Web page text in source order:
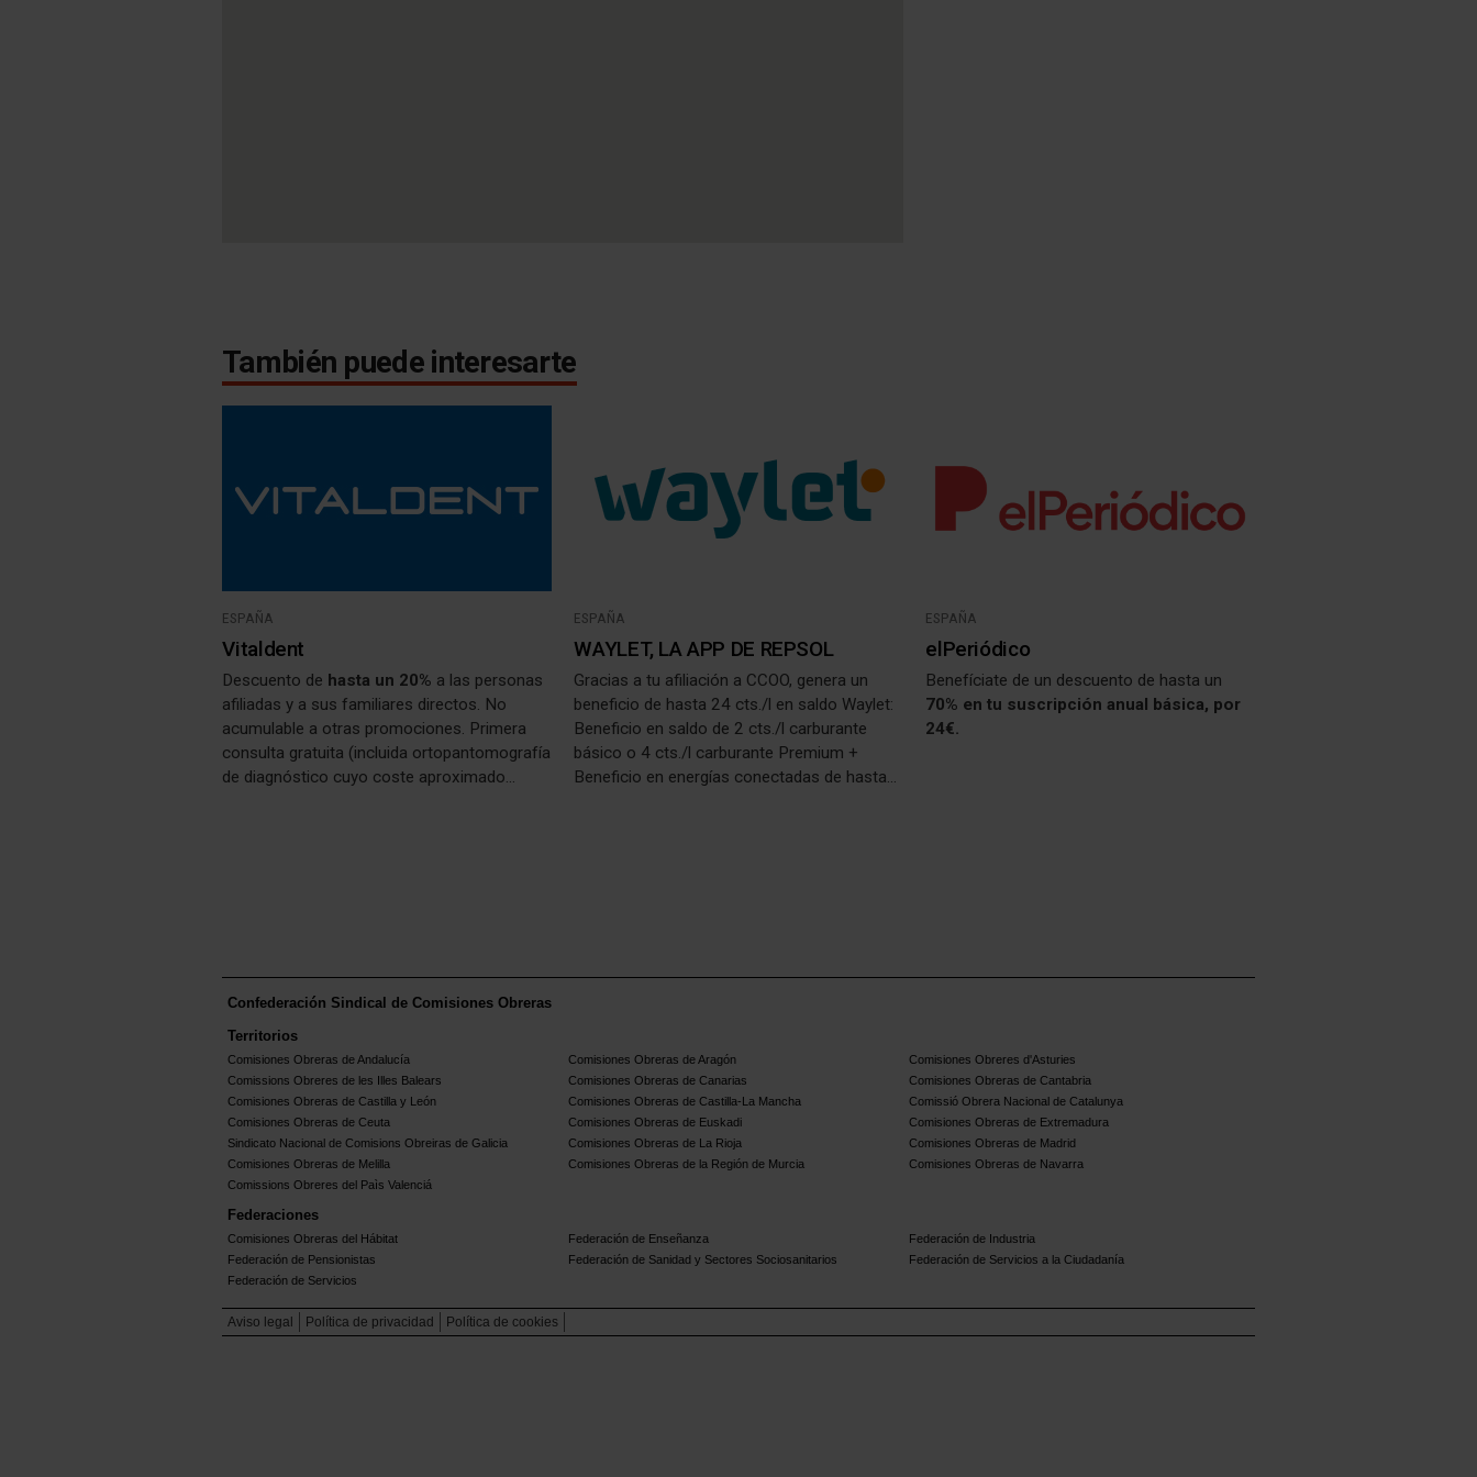
También puede interesarte
ESPAÑA
Vitaldent
Descuento de hasta un 20% a las personas
afiliadas y a sus familiares directos. No
acumulable a otras promociones. Primera
consulta gratuita (incluida ortopantomografía
de diagnóstico cuyo coste aproximado
ESPAÑA
WAYLET, LA APP DE REPSOL
Gracias a tu afiliación a CCOO, genera un
beneficio de hasta 24 cts./l en saldo Waylet:
Beneficio en saldo de 2 cts./l carburante
básico o 4 cts./l carburante Premium +
Beneficio en energías conectadas de hasta
ESPAÑA
elPeriódico
Benefíciate de un descuento de hasta un
70% en tu suscripción anual básica, por
24€.
Confederación Sindical de Comisiones Obreras
Territorios
Comisiones Obreras de Andalucía Comisiones Obreras de Aragón
Comisiones Obreres d'Asturies
Comissions Obreres de les Illes Balears
Comisiones Obreras de Canarias
Comisiones Obreras de Cantabria
Comisiones Obreras de Castilla y León
Comisiones Obreras de Castilla-La Mancha
Comissió Obrera Nacional de Catalunya
Comisiones Obreras de Ceuta
Comisiones Obreras de Euskadi
Comisiones Obreras de Extremadura
Sindicato Nacional de Comisions Obreiras de Galicia
Comisiones Obreras de La Rioja
Comisiones Obreras de Madrid
Comisiones Obreras de Melilla
Comisiones Obreras de la Región de Murcia
Comisiones Obreras de Navarra
Comissions Obreres del Paìs Valenciá
Federaciones
Comisiones Obreras del Hábitat Federación de Enseñanza
Federación de Industria
Federación de Pensionistas
Federación de Sanidad y Sectores Sociosanitarios
Federación de Servicios a la Ciudadanía
Federación de Servicios
Aviso legal Política de privacidad Política de cookies